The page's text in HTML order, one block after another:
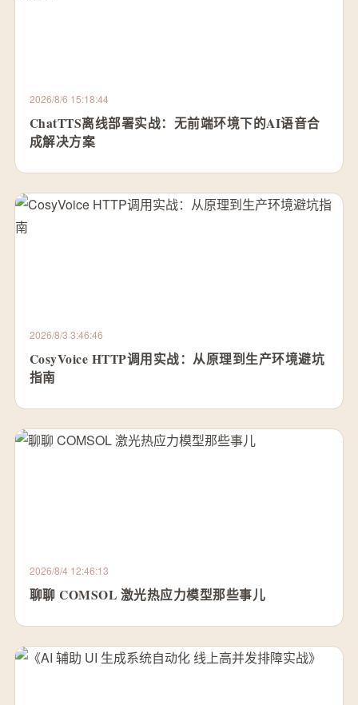
2026/8/6 15:18:44
ChatTTS离线部署实战：无前端环境下的AI语音合
成解决方案
2026/8/3 3:46:46
CosyVoice HTTP调用实战：从原理到生产环境避坑
指南
2026/8/4 12:46:13
聊聊 COMSOL 激光热应力模型那些事儿